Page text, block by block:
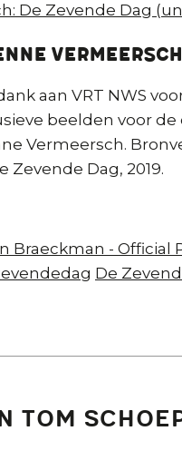
De Zevende Dag
aan VRT NWS
beelden voor
Vermeersch.
Zevende Dag, 2019.
Braeckman - Official
De